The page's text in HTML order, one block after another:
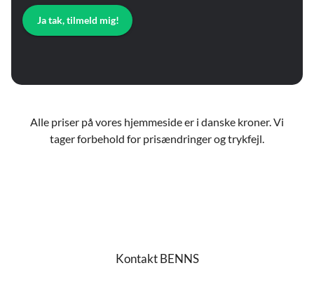
Ja tak, tilmeld mig!
Alle priser på vores hjemmeside er i danske kroner. Vi
tager forbehold for prisændringer og trykfejl.
Kontakt BENNS